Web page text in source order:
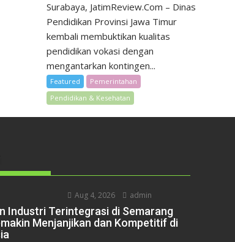
Surabaya, JatimReview.Com – Dinas
Pendidikan Provinsi Jawa Timur
kembali membuktikan kualitas
pendidikan vokasi dengan
mengantarkan kontingen...
Featured
Pemerintahan
Pendidikan & Kesehatan
Aug 4, 2026 admin
Industri Terintegrasi di Semarang
Menjanjikan dan Kompetitif di